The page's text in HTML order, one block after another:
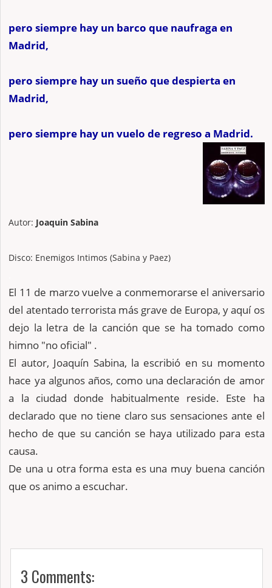
pero siempre hay un barco que naufraga en
Madrid,
pero siempre hay un sueño que despierta en
Madrid,
pero siempre hay un vuelo de regreso a Madrid.
Autor: Joaquin Sabina
Disco: Enemigos Intimos (Sabina y Paez)
El 11 de marzo vuelve a conmemorarse el aniversario
del atentado terrorista más grave de Europa, y aquí os
dejo la letra de la canción que se ha tomado como
himno "no oficial" .
El autor, Joaquín Sabina, la escribió en su momento
hace ya algunos años, como una declaración de amor
a la ciudad donde habitualmente reside. Este ha
declarado que no tiene claro sus sensaciones ante el
hecho de que su canción se haya utilizado para esta
causa.
De una u otra forma esta es una muy buena canción
que os animo a escuchar.
3 Comments: